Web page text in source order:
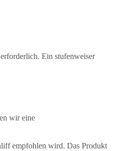
Ein stufenweiser
wir eine
empfohlen wird. Das Produkt